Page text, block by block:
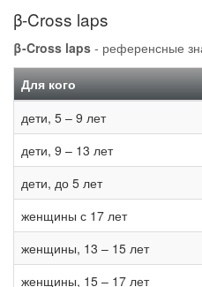
β-Cross laps
β-Cross laps - референсные
Для кого
дети, 5 – 9 лет
дети, 9 – 13 лет
дети, до 5 лет
женщины с 17 лет
женщины, 13 – 15 лет
женщины, 15 – 17 лет